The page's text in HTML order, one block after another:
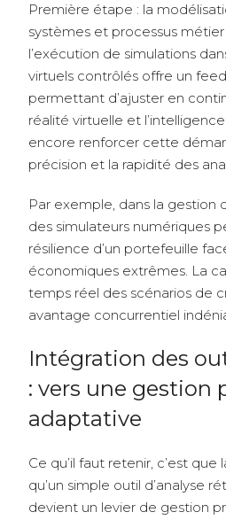
Première étape : la
systèmes et processus
l’exécution de simulations
virtuels contrôlés offre un
permettant d’ajuster en
réalité virtuelle et
encore renforcer cette
précision et la rapidité des
Par exemple, dans la gestion
des simulateurs numériques
résilience d’un portefeuille
économiques extrêmes. La
temps réel des scénarios de
avantage concurrentiel
Intégration des
: vers une gestion
adaptative
Ce qu’il faut retenir, c’est que
qu’un simple outil d’analyse
devient un levier de gestion